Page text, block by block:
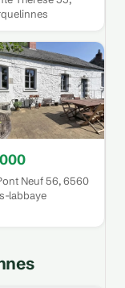
Neuf 56, 6560
labbaye